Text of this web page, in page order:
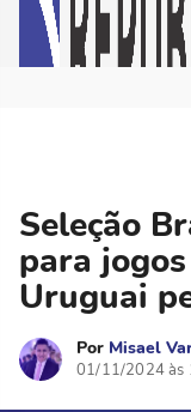
Seleção
para
Uruguai
Por Misael
01/11/2024 às